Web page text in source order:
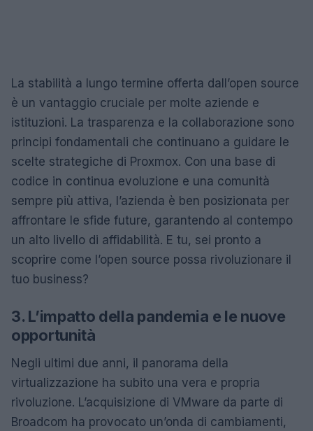
La stabilità a lungo termine offerta dall’open source
è un vantaggio cruciale per molte aziende e
istituzioni. La trasparenza e la collaborazione sono
principi fondamentali che continuano a guidare le
scelte strategiche di Proxmox. Con una base di
codice in continua evoluzione e una comunità
sempre più attiva, l’azienda è ben posizionata per
affrontare le sfide future, garantendo al contempo
un alto livello di affidabilità. E tu, sei pronto a
scoprire come l’open source possa rivoluzionare il
tuo business?
3. L’impatto della pandemia e le nuove
opportunità
Negli ultimi due anni, il panorama della
virtualizzazione ha subito una vera e propria
rivoluzione. L’acquisizione di VMware da parte di
Broadcom ha provocato un’onda di cambiamenti,